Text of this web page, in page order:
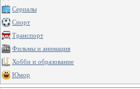
Сериалы
Спорт
Транспорт
Фильмы и анимация
Хобби и образование
Юмор